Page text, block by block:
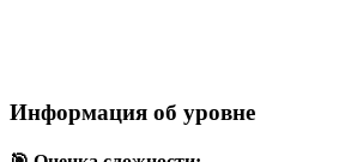
Информация об уровне